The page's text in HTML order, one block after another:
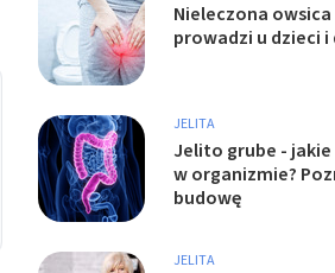
Nieleczona
prowadzi u dzieci i
JELITA
Jelito grube - jakie
w organizmie?
budowę
JELITA